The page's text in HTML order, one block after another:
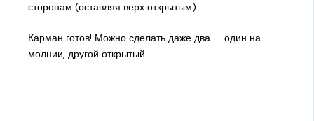
сторонам (оставляя верх открытым).
Карман готов! Можно сделать даже два — один на
молнии, другой открытый.